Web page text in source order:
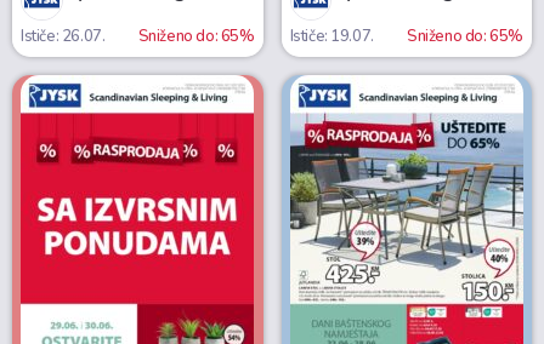
Ističe: 26.07. Sniženo do: 65% Ističe: 19.07. Sniženo do: 65%